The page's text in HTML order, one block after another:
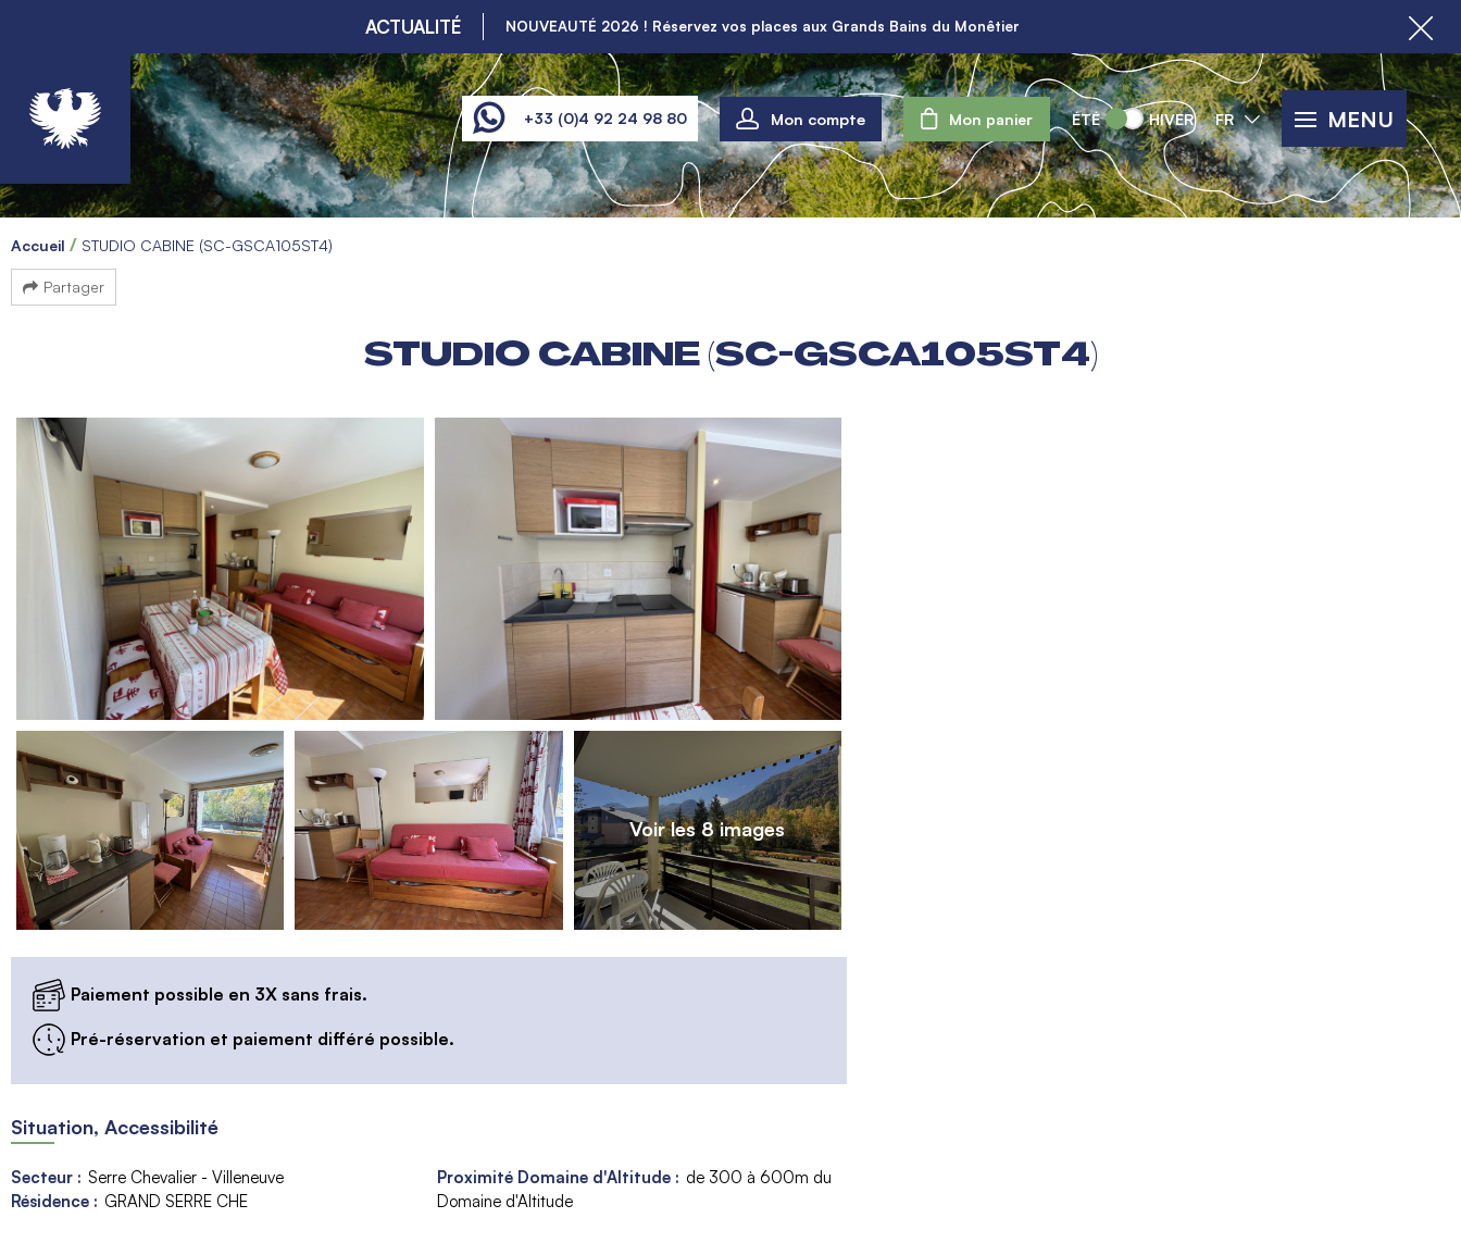
ACTUALITÉ NOUVEAUTÉ 2026 ! Réservez vos places aux Grands Bains du Monêtier
+33 (0)4 92 24 98 80 Mon compte Mon panier ÉTÉ HIVER FR MENU
Accueil STUDIO CABINE (SC-GSCA105ST4)
Partager
STUDIO CABINE (SC-GSCA105ST4)
Voir les 8 images
Paiement possible en 3X sans frais.
Pré-réservation et paiement différé possible.
Situation, Accessibilité
Secteur : Serre Chevalier - Villeneuve
Résidence : GRAND SERRE CHE
Proximité Domaine d'Altitude : de 300 à 600m du
Domaine d'Altitude